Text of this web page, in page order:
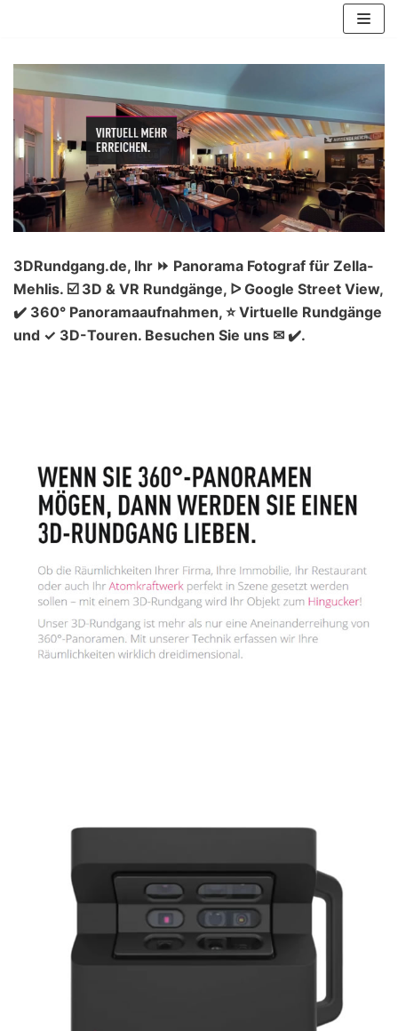
Inhalt
springen
3DRundgang.de, Ihr ⏩ Panorama Fotograf für Zella-
Mehlis. ☑️ 3D & VR Rundgänge, ᐅ Google Street View,
✔️ 360° Panoramaaufnahmen, ⭐ Virtuelle Rundgänge
und ✓ 3D-Touren. Besuchen Sie uns ✉ ✔️.